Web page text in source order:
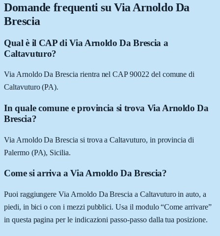
Domande frequenti su Via Arnoldo Da
Brescia
Qual è il CAP di Via Arnoldo Da Brescia a
Caltavuturo?
Via Arnoldo Da Brescia rientra nel CAP 90022 del comune di
Caltavuturo (PA).
In quale comune e provincia si trova Via Arnoldo Da
Brescia?
Via Arnoldo Da Brescia si trova a Caltavuturo, in provincia di
Palermo (PA), Sicilia.
Come si arriva a Via Arnoldo Da Brescia?
Puoi raggiungere Via Arnoldo Da Brescia a Caltavuturo in auto, a
piedi, in bici o con i mezzi pubblici. Usa il modulo “Come arrivare”
in questa pagina per le indicazioni passo-passo dalla tua posizione.